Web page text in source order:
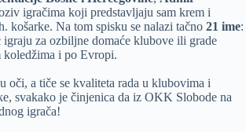
igračima koji predstavljaju sam krem i
košarke. Na tom spisku se nalazi tačno 21 ime:
za ozbiljne domaće klubove ili grade
koledžima i po Evropi.
oči, a tiče se kvaliteta rada u klubovima i
svakako je činjenica da iz OKK Slobode na
igrača!